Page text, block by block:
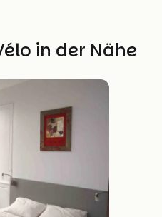
in der Nähe